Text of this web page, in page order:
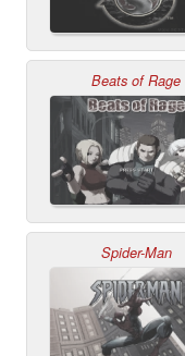
Beats of Rage
Spider-Man